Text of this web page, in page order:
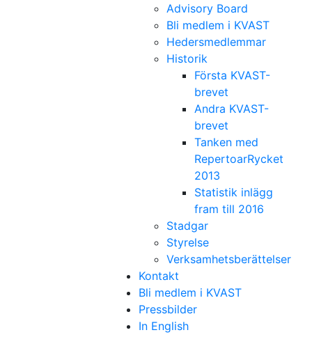
Advisory Board
Bli medlem i KVAST
Hedersmedlemmar
Historik
Första KVAST-
brevet
Andra KVAST-
brevet
Tanken med
RepertoarRycket
2013
Statistik inlägg
fram till 2016
Stadgar
Styrelse
Verksamhetsberättelser
Kontakt
Bli medlem i KVAST
Pressbilder
In English